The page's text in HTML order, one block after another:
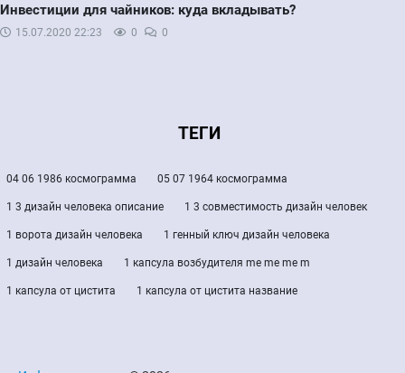
Инвестиции для чайников: куда вкладывать?
15.07.2020 22:23 0 0
ТЕГИ
04 06 1986 космограмма 05 07 1964 космограмма
1 3 дизайн человека описание 1 3 совместимость дизайн человек
1 ворота дизайн человека 1 генный ключ дизайн человека
1 дизайн человека 1 капсула возбудителя me me me m
1 капсула от цистита 1 капсула от цистита название